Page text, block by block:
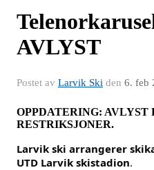
AVLYST
Postet av Larvik Ski den 6. feb
OPPDATERING: AVLYST
RESTRIKSJONER.
Larvik ski arrangerer
UTD Larvik skistadion.